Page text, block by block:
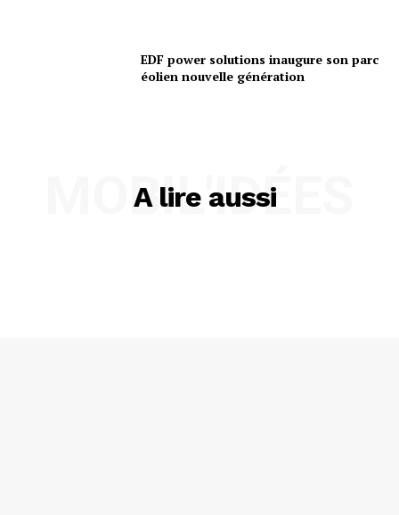
EDF power solutions inaugure son parc
éolien nouvelle génération
A lire aussi
MOBIL'IDÉES